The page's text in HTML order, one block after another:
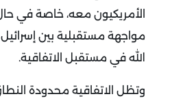
الأمريكيون معه، خاصة في
مواجهة مستقبلية بين
الله في مستقبل الاتفاقية.
وتظل الاتفاقية محدودة